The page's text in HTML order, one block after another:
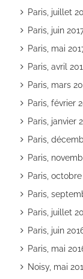
Paris, juillet
Paris, juin
Paris, mai
Paris, avril
Paris, mars
Paris, février
Paris, janvier
Paris,
Paris,
Paris, octobre
Paris,
Paris, juillet
Paris, juin
Paris, mai
Noisy, mai